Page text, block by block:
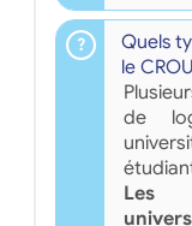
Quels
le
de